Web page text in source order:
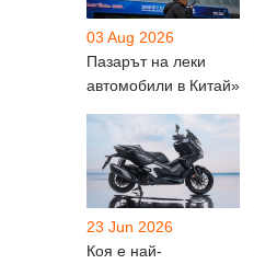
03 Aug 2026
Пазарът на леки
автомобили в Китай»
23 Jun 2026
Коя е най-